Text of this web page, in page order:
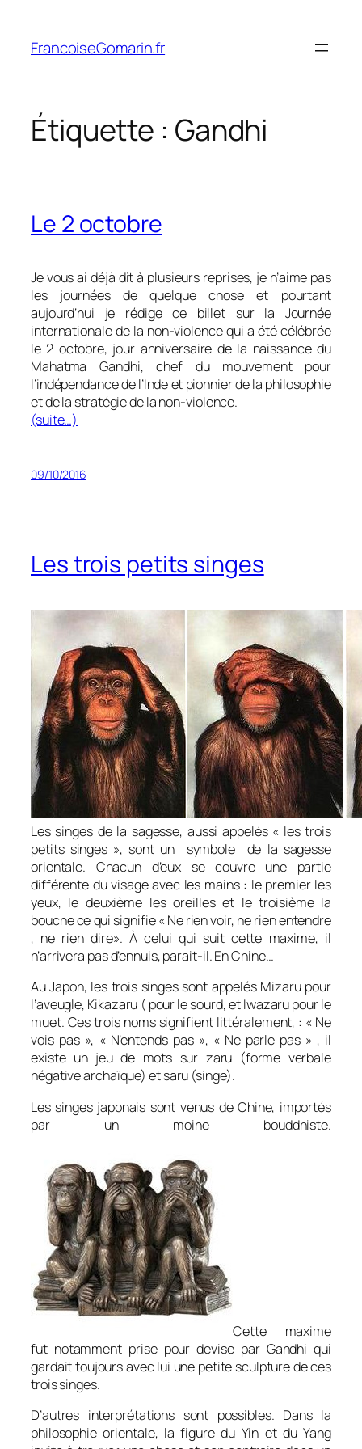
contenu
FrancoiseGomarin.fr
Étiquette : Gandhi
Le 2 octobre
Je vous ai déjà dit à plusieurs reprises, je n’aime pas
les journées de quelque chose et pourtant
aujourd’hui je rédige ce billet sur la Journée
internationale de la non-violence qui a été célébrée
le 2 octobre, jour anniversaire de la naissance du
Mahatma Gandhi, chef du mouvement pour
l’indépendance de l’Inde et pionnier de la philosophie
et de la stratégie de la non-violence.
(suite…)
09/10/2016
Les trois petits singes
Les singes de la sagesse, aussi appelés « les trois
petits singes », sont un symbole de la sagesse
orientale. Chacun d’eux se couvre une partie
différente du visage avec les mains : le premier les
yeux, le deuxième les oreilles et le troisième la
bouche ce qui signifie « Ne rien voir, ne rien entendre
, ne rien dire». À celui qui suit cette maxime, il
n’arrivera pas d’ennuis, parait-il. En Chine…
Au Japon, les trois singes sont appelés Mizarupour
l’aveugle, Kikazaru ( pour le sourd, etIwazarupour le
muet. Ces trois noms signifient littéralement, : « Ne
vois pas », « N’entends pas », « Ne parle pas » , il
existe un jeu de mots sur zaru (forme verbale
négative archaïque) etsaru (singe).
Les singes japonais sont venus de Chine, importés
par un moine bouddhiste.
Cette maxime
fut notamment prise pour devise par Gandhi qui
gardait toujours avec lui une petite sculpture de ces
trois singes.
D’autres interprétations sont possibles. Dans la
philosophie orientale, la figure du Yin et du Yang